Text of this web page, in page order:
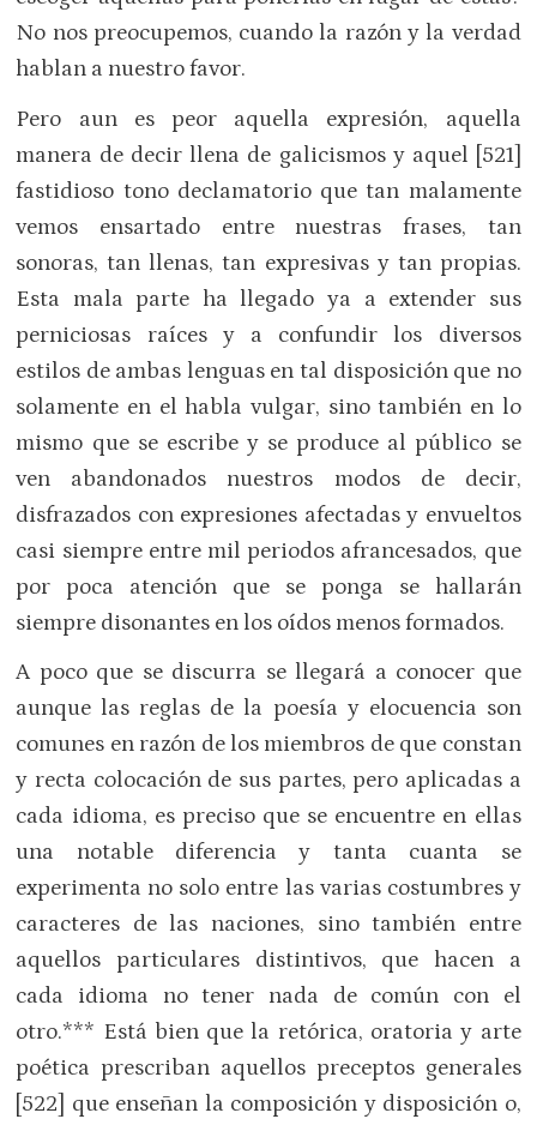
No nos preocupemos, cuando la razón y la verdad
hablan a nuestro favor.
Pero aun es peor aquella expresión, aquella
manera de decir llena de galicismos y aquel [521]
fastidioso tono declamatorio que tan malamente
vemos ensartado entre nuestras frases, tan
sonoras, tan llenas, tan expresivas y tan propias.
Esta mala parte ha llegado ya a extender sus
perniciosas raíces y a confundir los diversos
estilos de ambas lenguas en tal disposición que no
solamente en el habla vulgar, sino también en lo
mismo que se escribe y se produce al público se
ven abandonados nuestros modos de decir,
disfrazados con expresiones afectadas y envueltos
casi siempre entre mil periodos afrancesados, que
por poca atención que se ponga se hallarán
siempre disonantes en los oídos menos formados.
A poco que se discurra se llegará a conocer que
aunque las reglas de la poesía y elocuencia son
comunes en razón de los miembros de que constan
y recta colocación de sus partes, pero aplicadas a
cada idioma, es preciso que se encuentre en ellas
una notable diferencia y tanta cuanta se
experimenta no solo entre las varias costumbres y
caracteres de las naciones, sino también entre
aquellos particulares distintivos, que hacen a
cada idioma no tener nada de común con el
otro.*** Está bien que la retórica, oratoria y arte
poética prescriban aquellos preceptos generales
[522] que enseñan la composición y disposición o,